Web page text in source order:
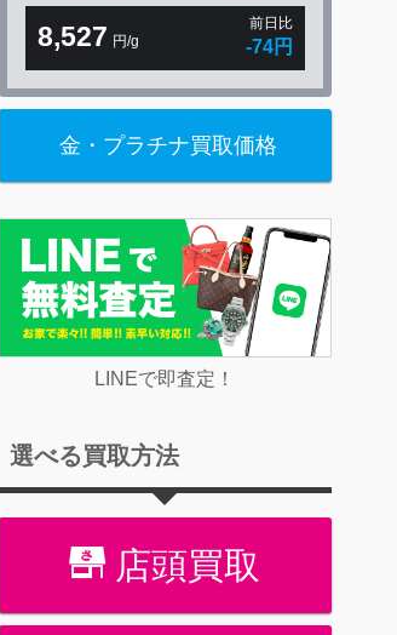
8,527 円/g
前日比
-74円
金・プラチナ買取価格
LINEで即査定！
選べる買取方法
店頭買取